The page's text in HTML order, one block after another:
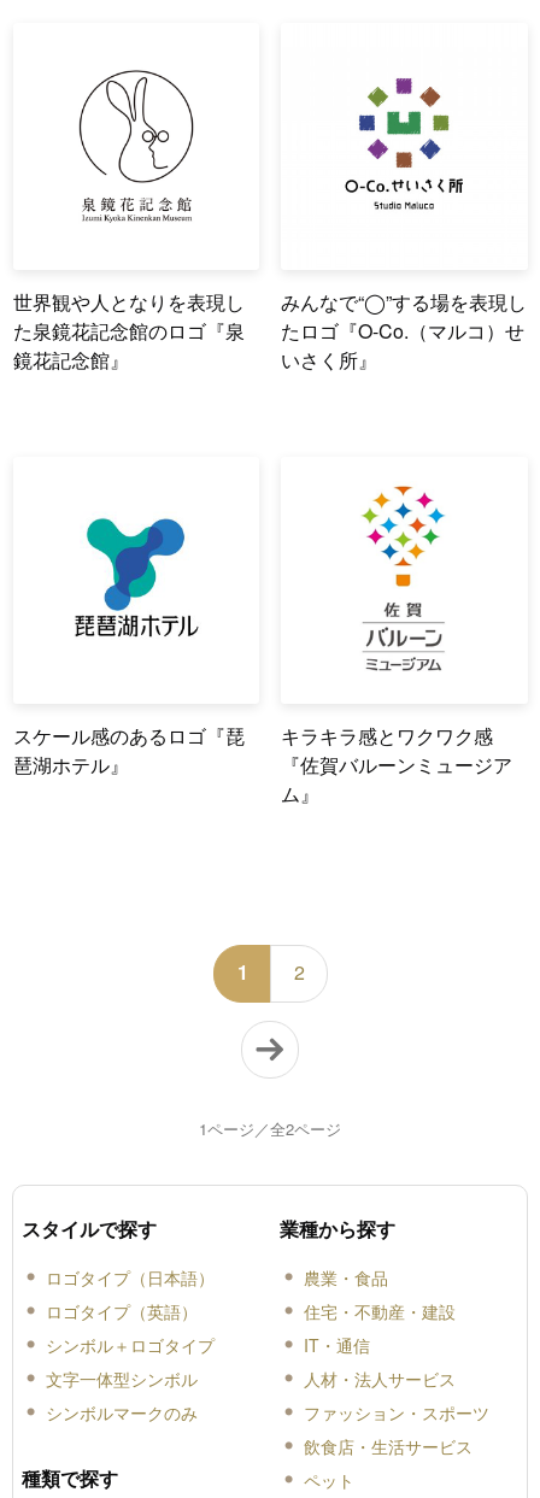
世界観や人となりを表現し
た泉鏡花記念館のロゴ『泉
鏡花記念館』
みんなで“◯”する場を表現し
たロゴ『O-Co.（マルコ）せ
いさく所』
スケール感のあるロゴ『琵
琶湖ホテル』
キラキラ感とワクワク感
『佐賀バルーンミュージア
ム』
1 2
1ページ／全2ページ
スタイルで探す
ロゴタイプ（日本語）
ロゴタイプ（英語）
シンボル＋ロゴタイプ
文字一体型シンボル
シンボルマークのみ
種類で探す
業種から探す
農業・食品
住宅・不動産・建設
IT・通信
人材・法人サービス
ファッション・スポーツ
飲食店・生活サービス
ペット